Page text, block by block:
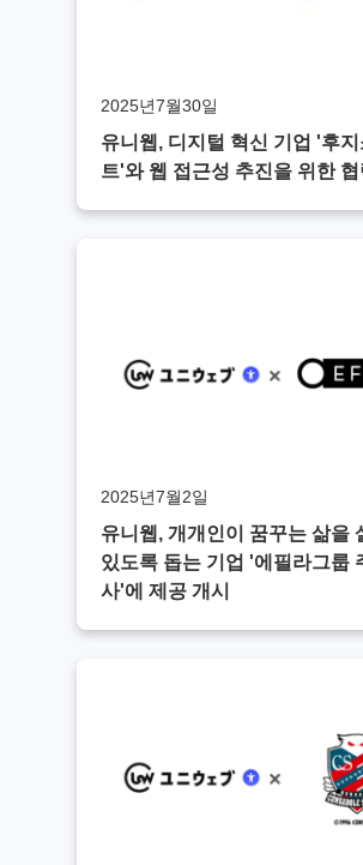
2025년7월30일
유니웹, 디지털 혁신 기업 '후
트'와 웹 접근성 추진을 위한
2025년7월2일
유니웹, 개개인이 꿈꾸는 삶을
있도록 돕는 기업 '에필라그룹
사'에 제공 개시